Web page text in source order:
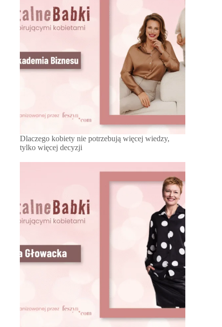
Dlaczego kobiety nie potrzebują więcej wiedzy,
tylko więcej decyzji